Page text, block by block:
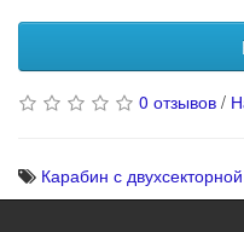
0 отзывов /
Карабин с